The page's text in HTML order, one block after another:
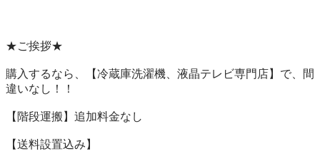
★ご挨拶★
購入するなら、【冷蔵庫洗濯機、液晶テレビ専門店】で、間
違いなし！！
【階段運搬】追加料金なし
【送料設置込み】